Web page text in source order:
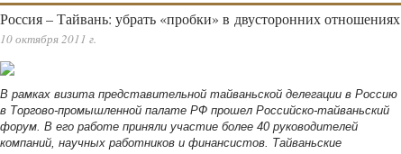
Россия – Тайвань: убрать «пробки» в двусторонних отношениях
10 октября 2011 г.
В рамках визита представительной тайваньской делегации в Россию
в Торгово-промышленной палате РФ прошел Российско-тайваньский
форум. В его работе приняли участие более 40 руководителей
компаний, научных работников и финансистов. Тайваньские